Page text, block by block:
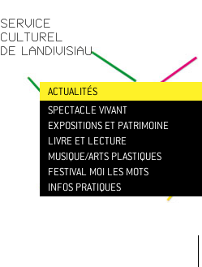
SERVICE
CULTUREL
DE LANDIVISIAU
ACTUALITÉS
SPECTACLE VIVANT
EXPOSITIONS ET PATRIMOINE
LIVRE ET LECTURE
MUSIQUE/ARTS PLASTIQUES
FESTIVAL MOI LES MOTS
INFOS PRATIQUES